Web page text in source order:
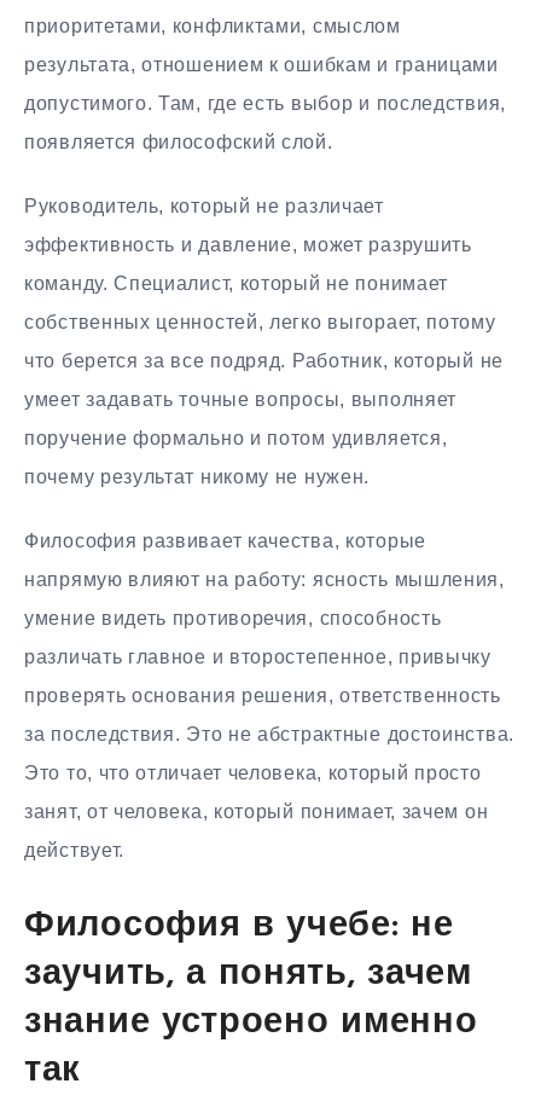
приоритетами, конфликтами, смыслом
результата, отношением к ошибкам и границами
допустимого. Там, где есть выбор и последствия,
появляется философский слой.
Руководитель, который не различает
эффективность и давление, может разрушить
команду. Специалист, который не понимает
собственных ценностей, легко выгорает, потому
что берется за все подряд. Работник, который не
умеет задавать точные вопросы, выполняет
поручение формально и потом удивляется,
почему результат никому не нужен.
Философия развивает качества, которые
напрямую влияют на работу: ясность мышления,
умение видеть противоречия, способность
различать главное и второстепенное, привычку
проверять основания решения, ответственность
за последствия. Это не абстрактные достоинства.
Это то, что отличает человека, который просто
занят, от человека, который понимает, зачем он
действует.
Философия в учебе: не
заучить, а понять, зачем
знание устроено именно
так